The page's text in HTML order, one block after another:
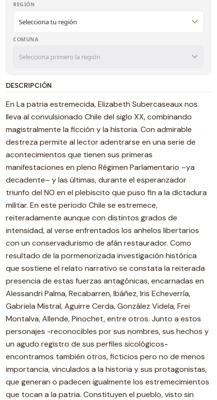
REGIÓN
COMUNA
DESCRIPCIÓN
En La patria estremecida, Elizabeth Subercaseaux nos
lleva al convulsionado Chile del siglo XX, combinando
magistralmente la ficción y la historia. Con admirable
destreza permite al lector adentrarse en una serie de
acontecimientos que tienen sus primeras
manifestaciones en pleno Régimen Parlamentario –ya
decadente– y las últimas, durante el esperanzador
triunfo del NO en el plebiscito que puso fin a la dictadura
militar. En este periodo Chile se estremece,
reiteradamente aunque con distintos grados de
intensidad, al verse enfrentados los anhelos libertarios
con un conservadurismo de afán restaurador. Como
resultado de la pormenorizada investigación histórica
que sostiene el relato narrativo se constata la reiterada
presencia de estas fuerzas antagónicas, encarnadas en
Alessandri Palma, Recabarren, Ibáñez, Iris Echeverría,
Gabriela Mistral, Aguirre Cerda, González Videla, Frei
Montalva, Allende, Pinochet, entre otros. Junto a estos
personajes -reconocibles por sus nombres, sus hechos y
un agudo registro de sus perfiles sicológicos-
encontramos también otros, ficticios pero no de menos
importancia, vinculados a la historia y sus protagonistas,
que generan o padecen igualmente los estremecimientos
que tocan a la patria. Constituyen el pueblo, visto sin